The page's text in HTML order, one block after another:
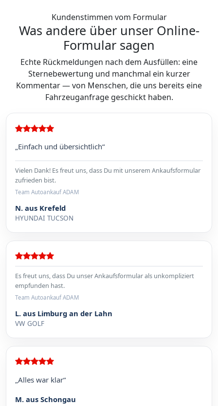
Kundenstimmen vom Formular
Was andere über unser Online-
Formular sagen
Echte Rückmeldungen nach dem Ausfüllen: eine
Sternebewertung und manchmal ein kurzer
Kommentar — von Menschen, die uns bereits eine
Fahrzeuganfrage geschickt haben.
„Einfach und übersichtlich“
Vielen Dank! Es freut uns, dass Du mit unserem Ankaufsformular
zufrieden bist.
Team Autoankauf ADAM
N. aus Krefeld
HYUNDAI TUCSON
Es freut uns, dass Du unser Ankaufsformular als unkompliziert
empfunden hast.
Team Autoankauf ADAM
L. aus Limburg an der Lahn
VW GOLF
„Alles war klar“
M. aus Schongau